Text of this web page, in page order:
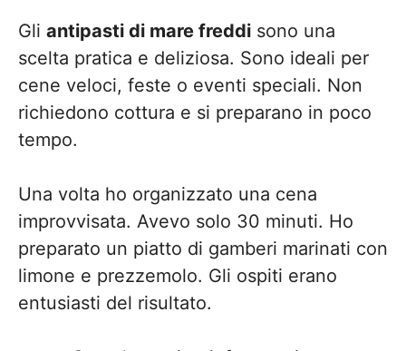
Gli antipasti di mare freddi sono una
scelta pratica e deliziosa. Sono ideali per
cene veloci, feste o eventi speciali. Non
richiedono cottura e si preparano in poco
tempo.
Una volta ho organizzato una cena
improvvisata. Avevo solo 30 minuti. Ho
preparato un piatto di gamberi marinati con
limone e prezzemolo. Gli ospiti erano
entusiasti del risultato.